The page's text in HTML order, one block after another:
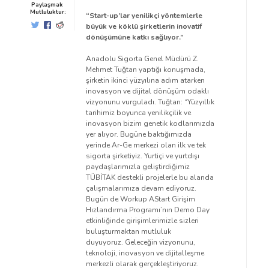
Paylaşmak
Mutluluktur:
“Start-up’lar yenilikçi yöntemlerle
büyük ve köklü şirketlerin inovatif
dönüşümüne katkı sağlıyor.”
Anadolu Sigorta Genel Müdürü Z.
Mehmet Tuğtan yaptığı konuşmada,
şirketin ikinci yüzyılına adım atarken
inovasyon ve dijital dönüşüm odaklı
vizyonunu vurguladı. Tuğtan: “Yüzyıllık
tarihimiz boyunca yenilikçilik ve
inovasyon bizim genetik kodlarımızda
yer alıyor. Bugüne baktığımızda
yerinde Ar-Ge merkezi olan ilk ve tek
sigorta şirketiyiz. Yurtiçi ve yurtdışı
paydaşlarımızla geliştirdiğimiz
TÜBİTAK destekli projelerle bu alanda
çalışmalarımıza devam ediyoruz.
Bugün de Workup AStart Girişim
Hızlandırma Programı’nın Demo Day
etkinliğinde girişimlerimizle sizleri
buluşturmaktan mutluluk
duyuyoruz. Geleceğin vizyonunu,
teknoloji, inovasyon ve dijitalleşme
merkezli olarak gerçekleştiriyoruz.